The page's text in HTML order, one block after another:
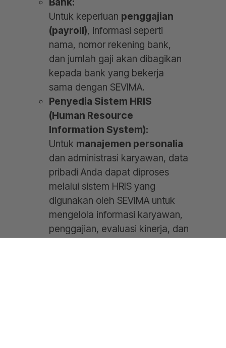
Untuk keperluan penggajian
(payroll), informasi seperti
nama, nomor rekening bank,
dan jumlah gaji akan dibagikan
kepada bank yang bekerja
sama dengan SEVIMA.
Penyedia Sistem HRIS
(Human Resource
Information System):
Untuk manajemen personalia
dan administrasi karyawan, data
pribadi Anda dapat diproses
melalui sistem HRIS yang
digunakan oleh SEVIMA untuk
mengelola informasi karyawan,
penggajian, evaluasi kinerja, dan